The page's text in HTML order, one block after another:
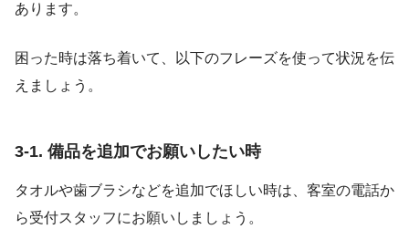
あります。
困った時は落ち着いて、以下のフレーズを使って状況を伝
えましょう。
3-1. 備品を追加でお願いしたい時
タオルや歯ブラシなどを追加でほしい時は、客室の電話か
ら受付スタッフにお願いしましょう。